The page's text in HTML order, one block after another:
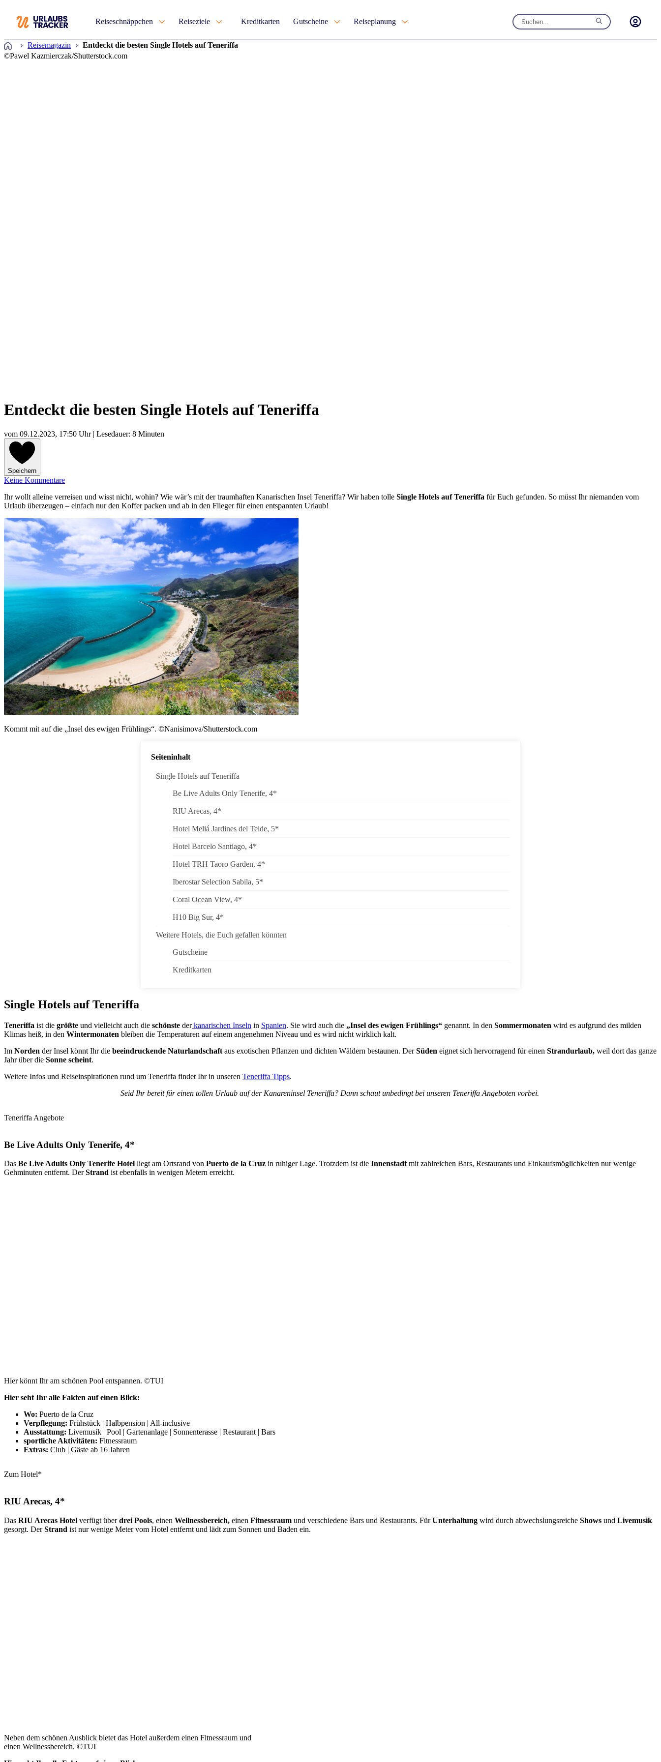
Reiseschnäppchen Reiseziele Kreditkarten Gutscheine Reiseplanung
Startseite
Reisemagazin
Entdeckt die besten Single Hotels auf Teneriffa
©Pawel Kazmierczak/Shutterstock.com
Entdeckt die besten Single Hotels auf Teneriffa
vom 09.12.2023, 17:50 Uhr| Lesedauer: 8 Minuten
Speichern
Keine Kommentare
Ihr wollt alleine verreisen und wisst nicht, wohin? Wie wär’s mit der traumhaften Kanarischen Insel Teneriffa? Wir haben tolle Single Hotels auf Teneriffa für Euch gefunden. So müsst Ihr niemanden vom
Urlaub überzeugen – einfach nur den Koffer packen und ab in den Flieger für einen entspannten Urlaub!
Kommt mit auf die „Insel des ewigen Frühlings“. ©Nanisimova/Shutterstock.com
Seiteninhalt
Single Hotels auf Teneriffa
Be Live Adults Only Tenerife, 4*
RIU Arecas, 4*
Hotel Meliá Jardines del Teide, 5*
Hotel Barcelo Santiago, 4*
Hotel TRH Taoro Garden, 4*
Iberostar Selection Sabila, 5*
Coral Ocean View, 4*
H10 Big Sur, 4*
Weitere Hotels, die Euch gefallen könnten
Gutscheine
Kreditkarten
Single Hotels auf Teneriffa
Teneriffa ist die größte und vielleicht auch die schönste derkanarischen Inseln in Spanien. Sie wird auch die „Insel des ewigen Frühlings“ genannt. In den Sommermonaten wird es aufgrund des milden
Klimas heiß, in den Wintermonaten bleiben die Temperaturen auf einem angenehmen Niveau und es wird nicht wirklich kalt.
Im Norden der Insel könnt Ihr die beeindruckende Naturlandschaft aus exotischen Pflanzen und dichten Wäldern bestaunen. DerSüden eignet sich hervorragend für einen Strandurlaub, weil dort das ganze
Jahr über die Sonne scheint.
Weitere Infos und Reiseinspirationen rund um Teneriffa findet Ihr in unseren Teneriffa Tipps.
Seid Ihr bereit für einen tollen Urlaub auf der Kanareninsel Teneriffa? Dann schaut unbedingt bei unseren Teneriffa Angeboten vorbei.
Teneriffa Angebote
Be Live Adults Only Tenerife, 4*
Das Be Live Adults Only Tenerife Hotel liegt am Ortsrand von Puerto de la Cruz in ruhiger Lage. Trotzdem ist die Innenstadt mit zahlreichen Bars, Restaurants und Einkaufsmöglichkeiten nur wenige
Gehminuten entfernt. DerStrand ist ebenfalls in wenigen Metern erreicht.
Hier könnt Ihr am schönen Pool entspannen. ©TUI
Hier seht Ihr alle Fakten auf einen Blick:
Wo: Puerto de la Cruz
Verpflegung: Frühstück | Halbpension | All-inclusive
Ausstattung: Livemusik | Pool | Gartenanlage | Sonnenterasse | Restaurant | Bars
sportliche Aktivitäten: Fitnessraum
Extras: Club | Gäste ab 16 Jahren
Zum Hotel*
RIU Arecas, 4*
Das RIU Arecas Hotel verfügt überdrei Pools, einen Wellnessbereich, einen Fitnessraum und verschiedene Bars und Restaurants. FürUnterhaltung wird durch abwechslungsreiche Shows und Livemusik
gesorgt. DerStrand ist nur wenige Meter vom Hotel entfernt und lädt zum Sonnen und Baden ein.
Neben dem schönen Ausblick bietet das Hotel außerdem einen Fitnessraum und
einen Wellnessbereich. ©TUI